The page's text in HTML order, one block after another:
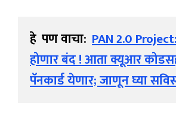
हे  पण वाचा: PAN 2.0
होणार बंद ! आता क्यूआर
पॅनकार्ड येणार; जाणून घ्या